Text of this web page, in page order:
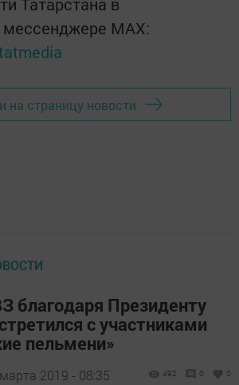
Татарстана в
MАХ:
на страницу новости
благодаря Президенту
с участниками
пельмени»
2019 - 08:35 492 0 0